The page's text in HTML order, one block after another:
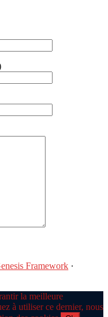
Framework ·
la meilleure
à utiliser ce dernier, nous